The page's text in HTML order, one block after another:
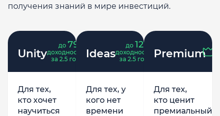
получения знаний в мире инвестиций.
Unity
до 79
доходность
за 2.5 года
Для тех,
кто хочет
научиться
Ideas
до 121
доходность
за 2.5 года
Для тех, у
кого нет
времени
Premium
Для тех,
кто ценит
премиальный